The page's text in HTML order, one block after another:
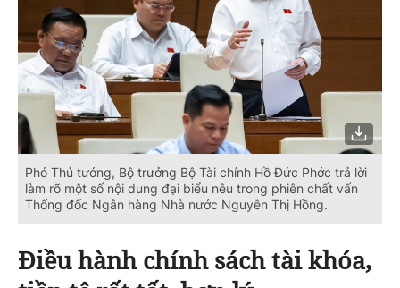
Phó Thủ tướng, Bộ trưởng Bộ Tài chính Hồ Đức Phớc trả lời
làm rõ một số nội dung đại biểu nêu trong phiên chất vấn
Thống đốc Ngân hàng Nhà nước Nguyễn Thị Hồng.
Điều hành chính sách tài khóa,